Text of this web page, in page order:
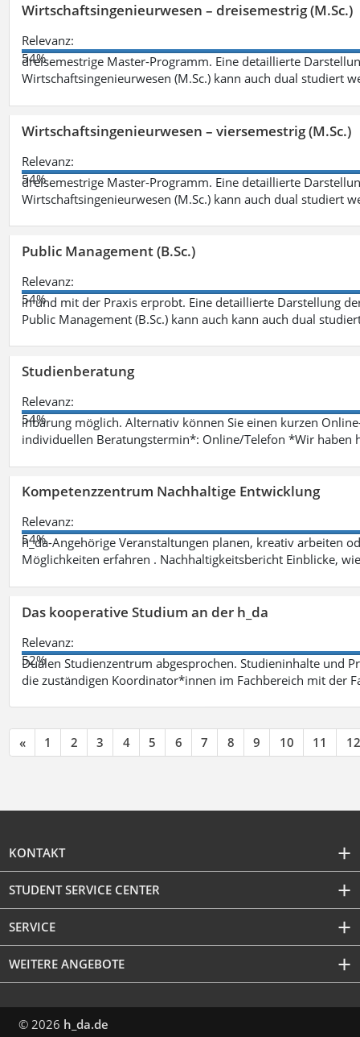
Wirtschaftsingenieurwesen – dreisemestrig (M.Sc.)
Relevanz:
54%
dreisemestrige Master-Programm. Eine detaillierte
Wirtschaftsingenieurwesen (M.Sc.) kann auch dual studiert
Wirtschaftsingenieurwesen – viersemestrig (M.Sc.)
Relevanz:
54%
dreisemestrige Master-Programm. Eine detaillierte
Wirtschaftsingenieurwesen (M.Sc.) kann auch dual studiert
Public Management (B.Sc.)
Relevanz:
54%
in und mit der Praxis erprobt. Eine detaillierte Darstellung
Public Management (B.Sc.) kann auch kann auch dual
Studienberatung
Relevanz:
54%
inbarung möglich. Alternativ können Sie einen kurzen
individuellen Beratungstermin*: Online/Telefon *Wir haben
Kompetenzzentrum Nachhaltige Entwicklung
Relevanz:
54%
h_da-Angehörige Veranstaltungen planen, kreativ arbeiten
Möglichkeiten erfahren . Nachhaltigkeitsbericht Einblicke,
Das kooperative Studium an der h_da
Relevanz:
52%
Dualen Studienzentrum abgesprochen. Studieninhalte und
die zuständigen Koordinator*innen im Fachbereich mit der
« 1 2 3 4 5 6 7 8 9 10 11 12
KONTAKT
STUDENT SERVICE CENTER
SERVICE
WEITERE ANGEBOTE
© 2026 h_da.de